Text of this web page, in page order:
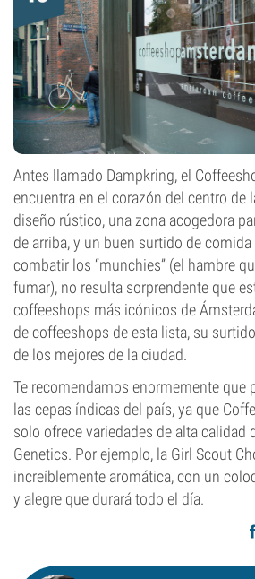
Antes llamado Dampkring, el
encuentra en el corazón del centro de
diseño rústico, una zona acogedora
de arriba, y un buen surtido de
combatir los “munchies” (el hambre
fumar), no resulta sorprendente que
coffeeshops más icónicos de
de coffeeshops de esta lista, su
de los mejores de la ciudad.
Te recomendamos enormemente que
las cepas índicas del país, ya que
solo ofrece variedades de alta calidad
Genetics. Por ejemplo, la Girl Scout
increíblemente aromática, con un
y alegre que durará todo el día.